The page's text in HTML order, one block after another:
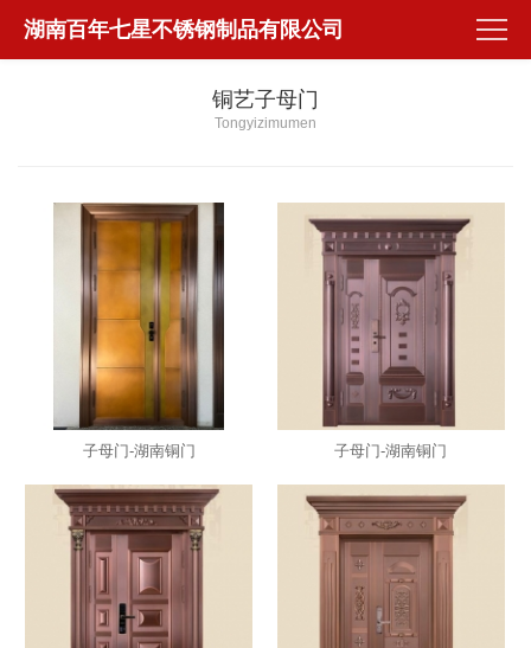
湖南百年七星不锈钢制品有限公司
铜艺子母门
Tongyizimumen
子母门-湖南铜门 子母门-湖南铜门